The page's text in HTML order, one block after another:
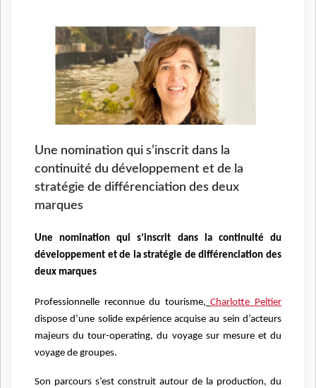
Une nomination qui s’inscrit dans la
continuité du développement et de la
stratégie de différenciation des deux
marques
Une nomination qui s’inscrit dans la continuité du
développement et de la stratégie de différenciation des
deux marques
Professionnelle reconnue du tourisme, Charlotte Peltier
dispose d’une solide expérience acquise au sein d’acteurs
majeurs du tour-operating, du voyage sur mesure et du
voyage de groupes.
Son parcours s’est construit autour de la production, du